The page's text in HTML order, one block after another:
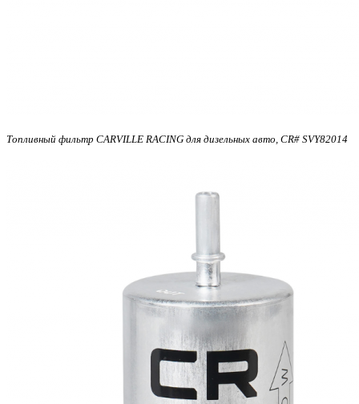
Топливный фильтр CARVILLE RACING для дизельных авто, CR# SVY82014